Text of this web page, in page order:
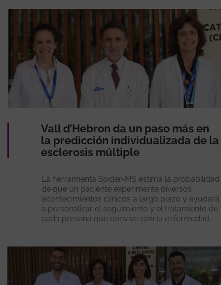
Vall d’Hebron da un paso más en
la predicción individualizada de la
esclerosis múltiple
La herramienta Spider-MS estima la probabilidad
de que un paciente experimente diversos
acontecimientos clínicos a largo plazo y ayudará
a personalizar el seguimiento y el tratamiento de
cada persona que convive con la enfermedad.